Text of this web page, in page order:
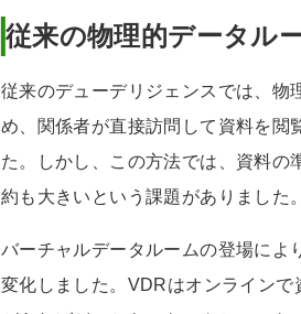
従来の物理的データル
従来のデューデリジェンスでは、物
め、関係者が直接訪問して資料を閲
た。しかし、この方法では、資料の
約も大きいという課題がありました。
バーチャルデータルームの登場によ
変化しました。VDRはオンライン